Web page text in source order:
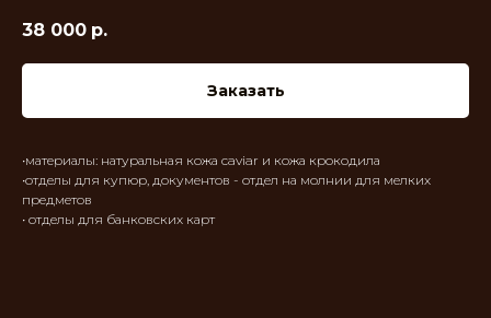
38 000 р.
Заказать
•материалы: натуральная кожа caviar и кожа крокодила
•отделы для купюр, документов - отдел на молнии для мелких
предметов
• отделы для банковских карт